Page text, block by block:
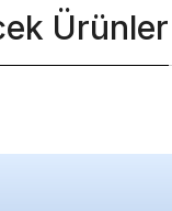
Ürünler